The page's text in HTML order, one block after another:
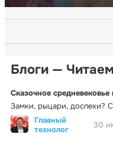
Блоги —
Сказочное средневековье
Замки, рыцари, доспехи?
Главный
технолог
30